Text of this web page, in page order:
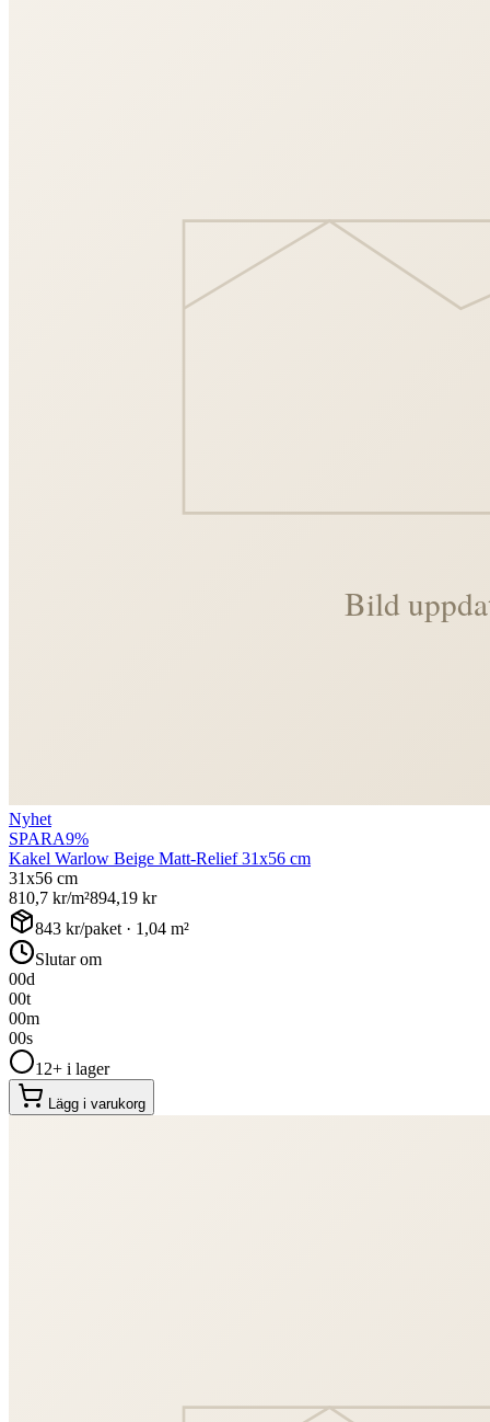
Nyhet
SPARA9%
Kakel Warlow Beige Matt-Relief 31x56 cm
31x56 cm
810,7 kr/m²894,19 kr
843 kr/paket · 1,04 m²
Slutar om
00d
00t
00m
00s
12+ i lager
Lägg i varukorg